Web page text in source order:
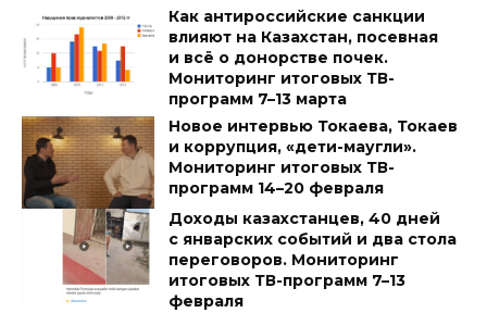
Как антироссийские санкции
влияют на Казахстан, посевная
и всё о донорстве почек.
Мониторинг итоговых ТВ-
программ 7–13 марта
Новое интервью Токаева, Токаев
и коррупция, «дети-маугли».
Мониторинг итоговых ТВ-
программ 14–20 февраля
Доходы казахстанцев, 40 дней
с январских событий и два стола
переговоров. Мониторинг
итоговых ТВ-программ 7–13
февраля